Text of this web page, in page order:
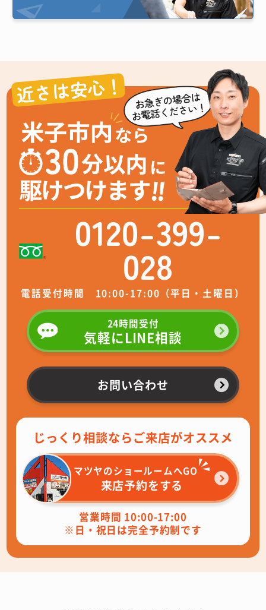
近さは安心！
0120-399-
028
電話受付時間 10:00-17:00（平日・土曜日）
24時間受付
気軽にLINE相談
お問い合わせ
じっくり相談ならご来店がオススメ
マツヤのショールームへGO
来店予約をする
営業時間 10:00-17:00
※日・祝日は完全予約制です